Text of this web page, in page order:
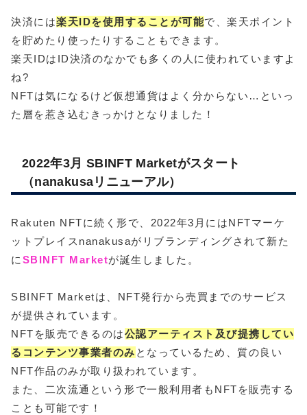
決済には楽天IDを使用することが可能で、楽天ポイント
を貯めたり使ったりすることもできます。
楽天IDはID決済のなかでも多くの人に使われていますよ
ね?
NFTは気になるけど仮想通貨はよく分からない…といっ
た層を惹き込むきっかけとなりました！
2022年3月 SBINFT Marketがスタート
（nanakusaリニューアル）
Rakuten NFTに続く形で、2022年3月にはNFTマーケ
ットプレイスnanakusaがリブランディングされて新た
に SBINFT Marketが誕生しました。
SBINFT Marketは、NFT発行から売買までのサービス
が提供されています。
NFTを販売できるのは公認アーティスト及び提携してい
るコンテンツ事業者のみ となっているため、質の良い
NFT作品のみが取り扱われています。
また、二次流通という形で一般利用者もNFTを販売する
ことも可能です！